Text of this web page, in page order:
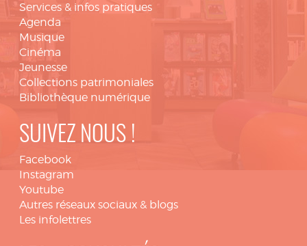
Services & infos pratiques
Agenda
Musique
Cinéma
Jeunesse
Collections patrimoniales
Bibliothèque numérique
SUIVEZ NOUS !
Facebook
Instagram
Youtube
Autres réseaux sociaux & blogs
Les infolettres